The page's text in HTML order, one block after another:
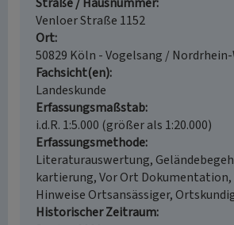
Venloer Straße 1152
Ort
50829 Köln - Vogelsang /
Fachsicht(en)
Landeskunde
Erfassungsmaßstab
i.d.R. 1:5.000 (größer als 1:20.000)
Erfassungsmethode
Literaturauswertung,
kartierung, Vor Ort
Hinweise Ortsansässiger,
Historischer Zeitraum